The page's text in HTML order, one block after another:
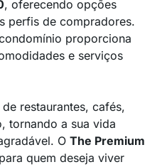
, oferecendo opções
perfis de compradores.
proporciona
e serviços
restaurantes, cafés,
tornando a sua vida
O The Premium
quem deseja viver